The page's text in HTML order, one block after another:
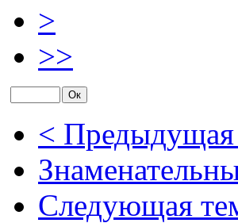
>
>>
< Предыдущая
Следующая